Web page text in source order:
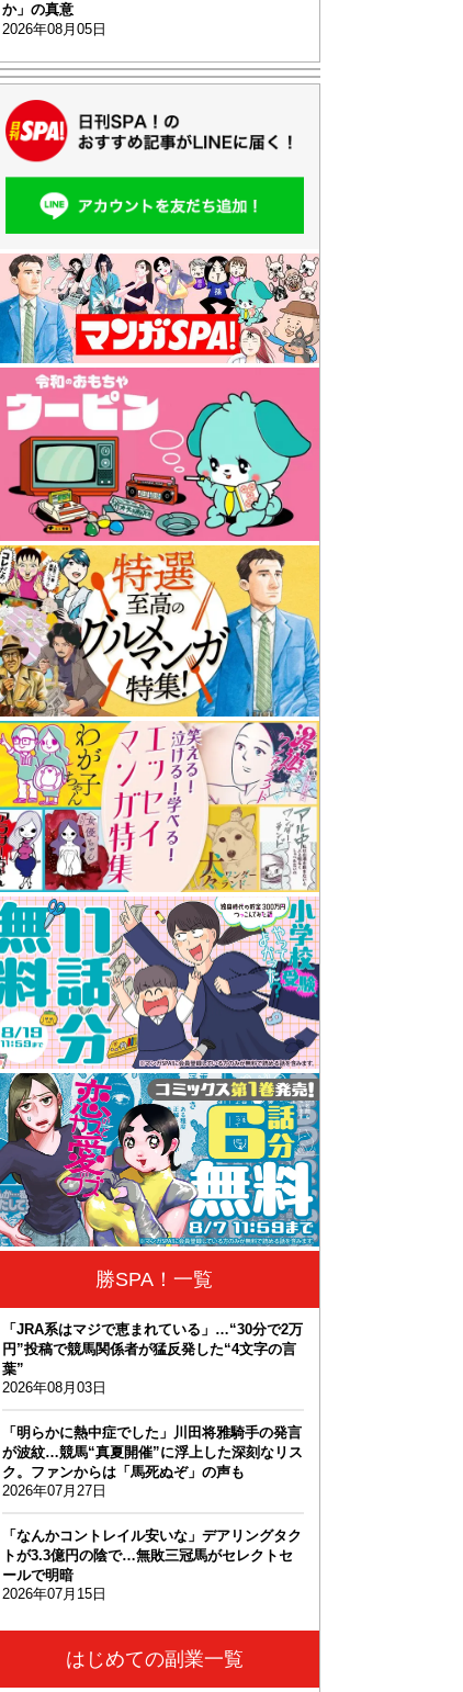
か」の真意
2026年08月05日
勝SPA！一覧
「JRA系はマジで恵まれている」…“30分で2万
円”投稿で競馬関係者が猛反発した“4文字の言
葉”
2026年08月03日
「明らかに熱中症でした」川田将雅騎手の発言
が波紋…競馬“真夏開催”に浮上した深刻なリス
ク。ファンからは「馬死ぬぞ」の声も
2026年07月27日
「なんかコントレイル安いな」デアリングタク
トが3.3億円の陰で…無敗三冠馬がセレクトセ
ールで明暗
2026年07月15日
はじめての副業一覧